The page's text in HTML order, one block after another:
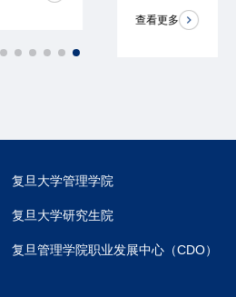
查看更多
复旦大学管理学院
复旦大学研究生院
复旦管理学院职业发展中心（CDO）